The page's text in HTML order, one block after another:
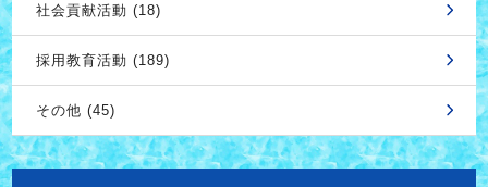
社会貢献活動 (18)
採用教育活動 (189)
その他 (45)